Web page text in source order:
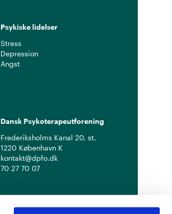
Psykiske lidelser
Stress
Depression
Angst
Dansk Psykoterapeutforening
Frederiksholms Kanal 20, st.
1220 København K
kontakt@dpfo.dk
70 27 70 07